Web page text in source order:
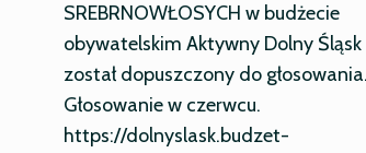
SREBRNOWŁOSYCH w budżecie
obywatelskim Aktywny Dolny Śląsk
został dopuszczony do głosowania.
Głosowanie w czerwcu.
https://dolnyslask.budzet-